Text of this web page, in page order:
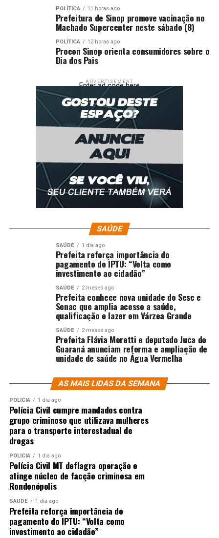
POLÍTICA 11 horas ago
Prefeitura de Sinop promove vacinação no
Machado Supercenter neste sábado (8)
POLÍTICA 12 horas ago
Procon Sinop orienta consumidores sobre o
Dia dos Pais
ADVERTISEMENT
Enter ad code here
SAÚDE
SAÚDE 1 dia ago
Prefeita reforça importância do
pagamento do IPTU: “Volta como
investimento ao cidadão”
SAÚDE 2 meses ago
Prefeita conhece nova unidade do Sesc e
Senac que amplia acesso a saúde,
qualificação e lazer em Várzea Grande
SAÚDE 2 meses ago
Prefeita Flávia Moretti e deputado Juca do
Guaraná anunciam reforma e ampliação de
unidade de saúde no Água Vermelha
AS MAIS LIDAS DA SEMANA
POLÍCIA 1 dia ago
Polícia Civil cumpre mandados contra
grupo criminoso que utilizava mulheres
para o transporte interestadual de
drogas
POLÍCIA 1 dia ago
Polícia Civil MT deflagra operação e
atinge núcleo de facção criminosa em
Rondonópolis
SAÚDE 1 dia ago
Prefeita reforça importância do
pagamento do IPTU: “Volta como
investimento ao cidadão”